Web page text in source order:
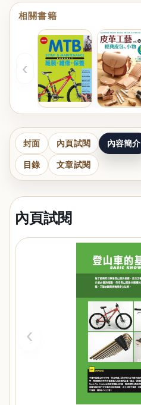
相關書籍
‹
封面 內頁試閱 內容簡介
目錄 文章試閱
內頁試閱
‹